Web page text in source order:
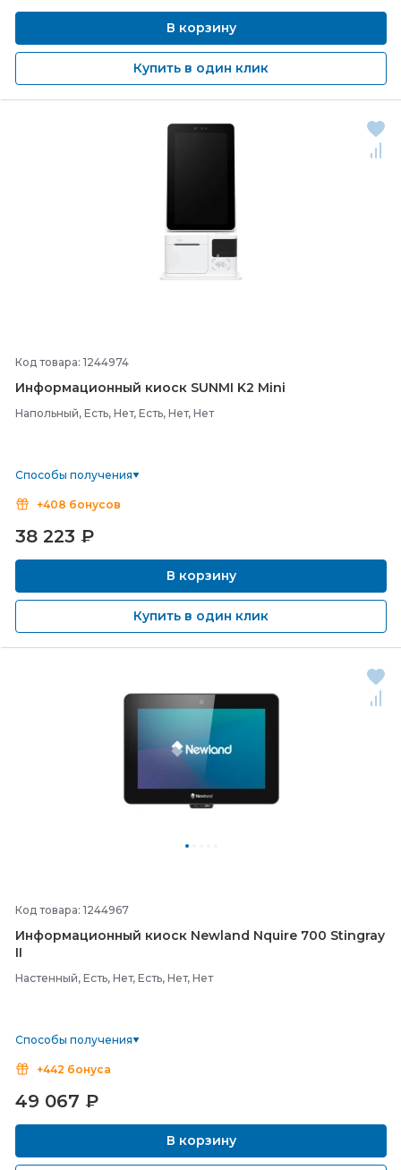
В корзину
Купить в один клик
Код товара: 1244974
Информационный киоск SUNMI K2 Mini
Напольный, Есть, Нет, Есть, Нет, Нет
Способы получения
+408 бонусов
38 223 ₽
В корзину
Купить в один клик
Код товара: 1244967
Информационный киоск Newland Nquire 700 Stingray
II
Настенный, Есть, Нет, Есть, Нет, Нет
Способы получения
+442 бонуса
49 067 ₽
В корзину